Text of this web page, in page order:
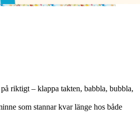
riktigt – klappa takten, babbla, bubbla,
som stannar kvar länge hos både